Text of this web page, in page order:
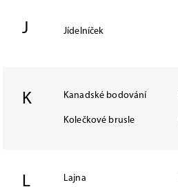
J Jídelníček
K Kanadské bodování
Kolečkové brusle
L Lajna